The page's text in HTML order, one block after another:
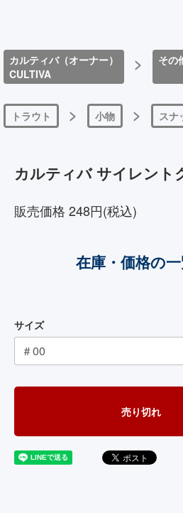
カルティバ（オーナー）
CULTIVA
> その
トラウト > 小物 > スナ
カルティバ サイレント
販売価格 248円(税込)
在庫・価格の
サイズ
売り切れ